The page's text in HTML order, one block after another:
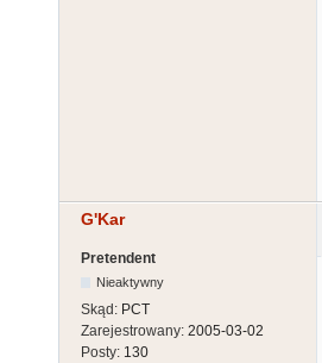
G'Kar
Pretendent
Nieaktywny
Skąd: PCT
Zarejestrowany: 2005-03-02
Posty: 130